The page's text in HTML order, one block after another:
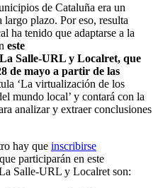
de Cataluña era un
plazo. Por eso, resulta
ha tenido que adaptarse a la
este
Salle-URL y Localret, que
de mayo a partir de las
‘La virtualización de los
mundo local’ y contará con la
analizar y extraer conclusiones
hay que inscribirse
participarán en este
Salle-URL y Localret son: